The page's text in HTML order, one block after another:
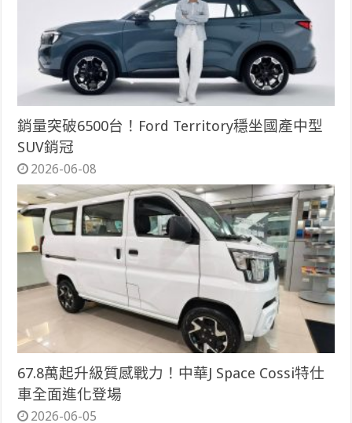
銷量突破6500台！Ford Territory穩坐國產中型
SUV銷冠
2026-06-08
67.8萬起升級質感戰力！中華J Space Cossi特仕
車全面進化登場
2026-06-05